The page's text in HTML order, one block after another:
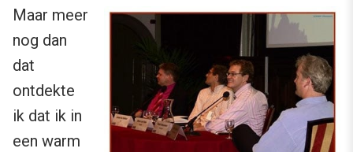
Maar meer
nog dan
dat
ontdekte
ik dat ik in
een warm